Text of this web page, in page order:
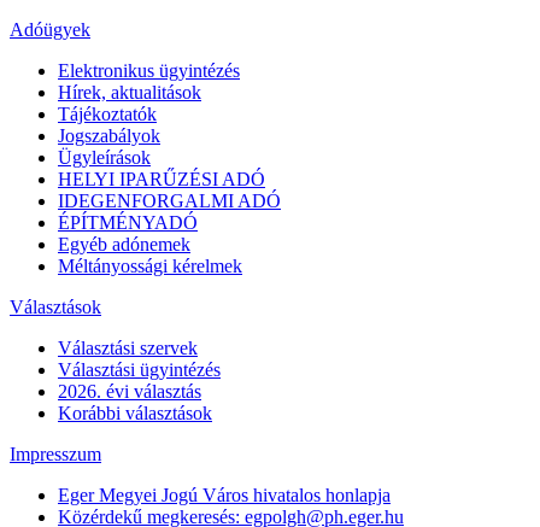
Adóügyek
Elektronikus ügyintézés
Hírek, aktualitások
Tájékoztatók
Jogszabályok
Ügyleírások
HELYI IPARŰZÉSI ADÓ
IDEGENFORGALMI ADÓ
ÉPÍTMÉNYADÓ
Egyéb adónemek
Méltányossági kérelmek
Választások
Választási szervek
Választási ügyintézés
2026. évi választás
Korábbi választások
Impresszum
Eger Megyei Jogú Város hivatalos honlapja
Közérdekű megkeresés: egpolgh@ph.eger.hu